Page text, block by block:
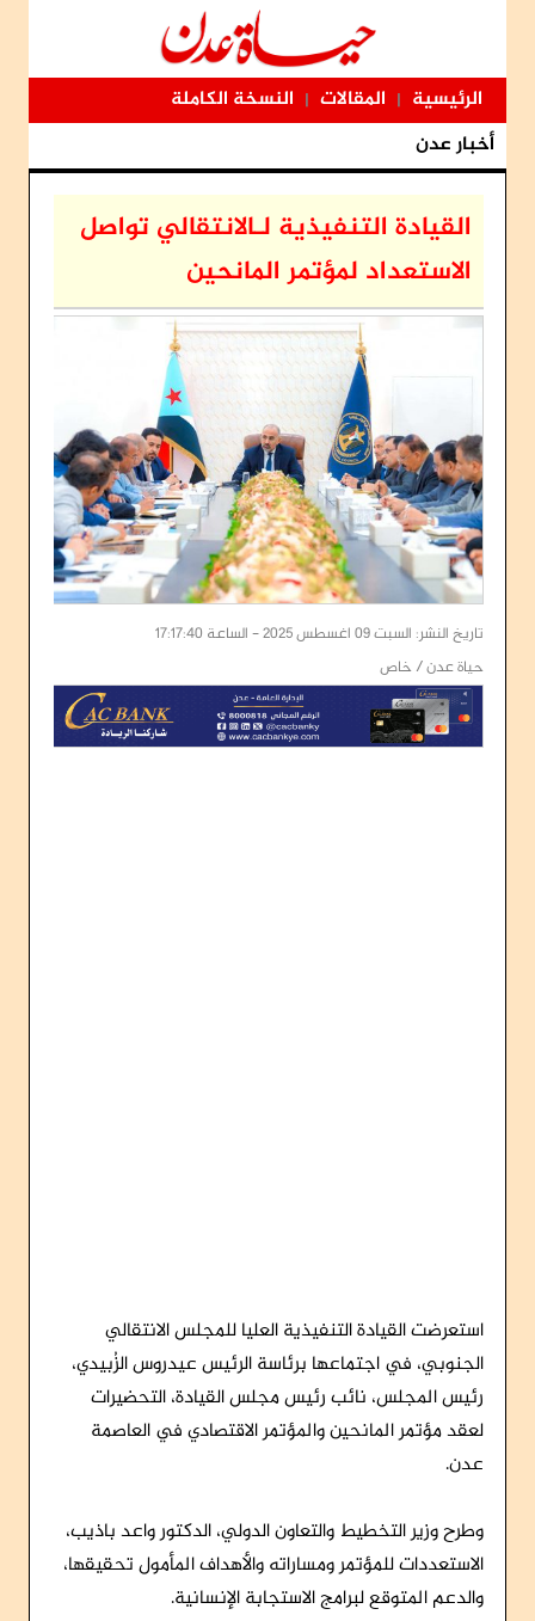
الرئيسية | المقالات | النسخة الكاملة
أخبار عدن
القيادة التنفيذية لـالانتقالي تواصل
الاستعداد لمؤتمر المانحين
تاريخ النشر: السبت 09 اغسطس 2025 - الساعة 17:17:40
حياة عدن / خاص
استعرضت القيادة التنفيذية العليا للمجلس الانتقالي
الجنوبي، في اجتماعها برئاسة الرئيس عيدروس الزُبيدي،
رئيس المجلس، نائب رئيس مجلس القيادة، التحضيرات
لعقد مؤتمر المانحين والمؤتمر الاقتصادي في العاصمة
عدن.
وطرح وزير التخطيط والتعاون الدولي، الدكتور واعد باذيب،
الاستعددات للمؤتمر ومساراته والأهداف المأمول تحقيقها،
والدعم المتوقع لبرامج الاستجابة الإنسانية.